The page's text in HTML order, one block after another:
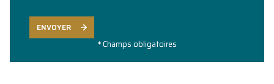
ENVOYER
* Champs obligatoires